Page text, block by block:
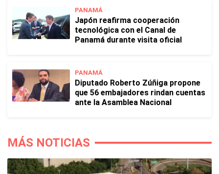
PANAMÁ
Japón reafirma cooperación
tecnológica con el Canal de
Panamá durante visita oficial
PANAMÁ
Diputado Roberto Zúñiga propone
que 56 embajadores rindan cuentas
ante la Asamblea Nacional
MÁS NOTICIAS